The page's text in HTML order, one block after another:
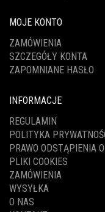
MOJE KONTO
ZAMÓWIENIA
SZCZEGÓŁY KONTA
ZAPOMNIANE HASŁO
INFORMACJE
REGULAMIN
POLITYKA
PRAWO ODSTĄPIENIA
PLIKI COOKIES
ZAMÓWIENIA
WYSYŁKA
O NAS